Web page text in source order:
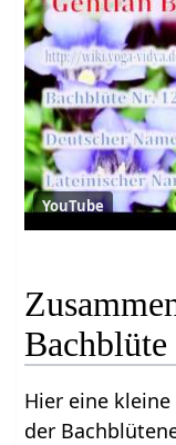
YouTube
Hier eine
der